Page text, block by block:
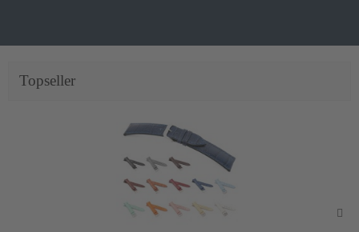
Topseller